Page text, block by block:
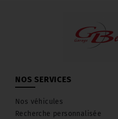
NOS SERVICES
Nos véhicules
Recherche personnalisée